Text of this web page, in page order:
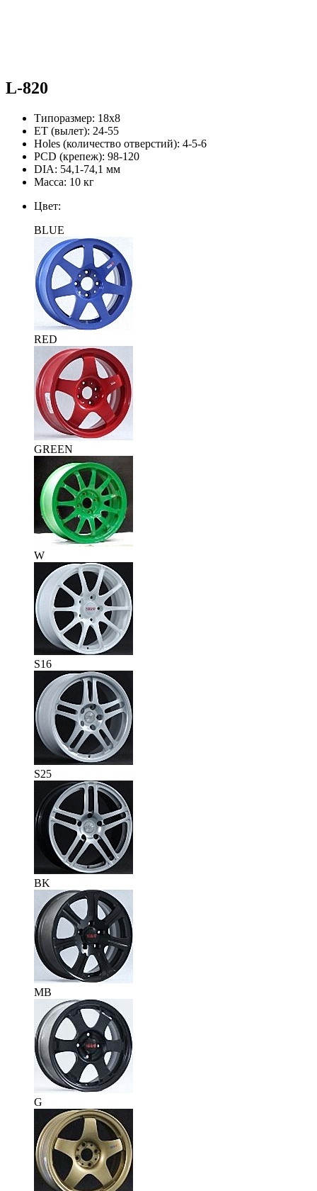
L-820
Типоразмер: 18х8
ЕТ (вылет): 24-55
Holes (количество отверстий): 4-5-6
PCD (крепеж): 98-120
DIA: 54,1-74,1 мм
Масса: 10 кг
Цвет:
BLUE
RED
GREEN
W
S16
S25
BK
MB
G